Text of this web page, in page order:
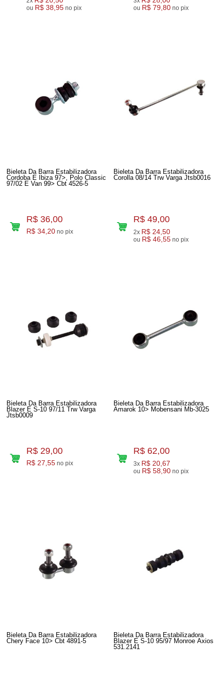
ou R$ 38,95 no pix ou R$ 79,80 no pix
Bieleta Da Barra Estabilizadora
Cordoba E Ibiza 97>, Polo Classic
97/02 E Van 99> Cbt 4526-5
R$ 36,00
R$ 34,20 no pix
Bieleta Da Barra Estabilizadora
Corolla 08/14 Trw Varga Jtsb0016
R$ 49,00
2x R$ 24,50
ou R$ 46,55 no pix
Bieleta Da Barra Estabilizadora
Blazer E S-10 97/11 Trw Varga
Jtsb0009
R$ 29,00
R$ 27,55 no pix
Bieleta Da Barra Estabilizadora
Amarok 10> Mobensani Mb-3025
R$ 62,00
3x R$ 20,67
ou R$ 58,90 no pix
Bieleta Da Barra Estabilizadora
Chery Face 10> Cbt 4891-5
Bieleta Da Barra Estabilizadora
Blazer E S-10 95/97 Monroe Axios
531.2141